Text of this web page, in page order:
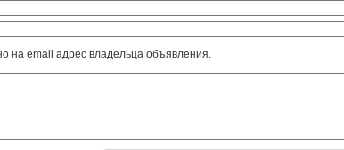
на email адрес владельца объявления.